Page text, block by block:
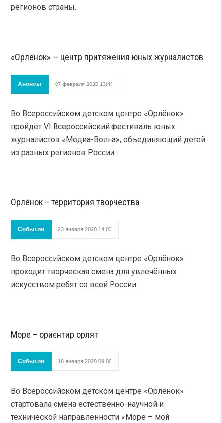
регионов страны.
«Орлёнок» — центр притяжения юных журналистов
Анонсы 07 февраля 2020 13:44
Во Всероссийском детском центре «Орлёнок»
пройдёт VI Всероссийский фестиваль юных
журналистов «Медиа-Волна», объединяющий детей
из разных регионов России.
Орлёнок – территория творчества
События 23 января 2020 14:03
Во Всероссийском детском центре «Орлёнок»
проходит творческая смена для увлечённых
искусством ребят со всей России.
Море – ориентир орлят
События 16 января 2020 09:00
Во Всероссийском детском центре «Орлёнок»
стартовала смена естественно-научной и
технической направленности «Море – мой